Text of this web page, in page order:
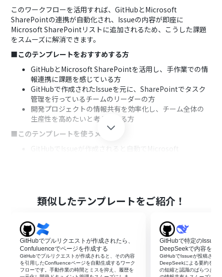
このワークフローを活用すれば、GitHubとMicrosoft
SharePointの連携が自動化され、Issueの内容が即座に
Microsoft SharePointリストに追加されるため、こうした課題
をスムーズに解消できます。
■このテンプレートをおすすめする方
GitHubとMicrosoft SharePointを活用し、手作業での情
報連携に課題を感じている方
GitHubで作成されたIssueを元に、SharePointでタスク
管理を行っているチームのリーダーの方
開発プロジェクトの情報共有を効率化し、チーム全体の
生産性を高めたいと考えている方
■このテンプレートを使うメリット
GitHubでIssueが作成されると自動でMicrosoft
つことができます
はじめに、GitHubとMicrosoft SharePointをYoomと連
携します
次に、トリガーでGitHubを選択し、「Issueが新しく作成
されたら」というアクションを設定します
最後に、オペレーションでMicrosoft SharePointの「リ
類似したテンプレートをご紹介！
GitHubでプルリクエストが作成されたら、
Confuluenceでページを作成する
GitHubでプルリクエストが作成されると、その内容
を引用したConfluenceページを自動生成するワーク
フローです。手動作業の時間とミスを抑え、履歴を
GitHubで特定のIssue
DeepSeekで内容を要
GitHubでIssueが投稿され
DeepSeekによる要約をす
の短縮と認識のばらつき防